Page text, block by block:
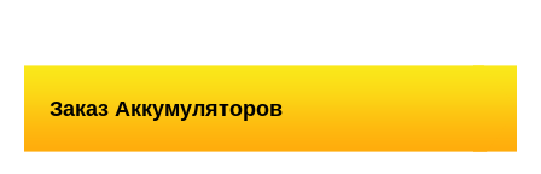
Заказ Аккумуляторов